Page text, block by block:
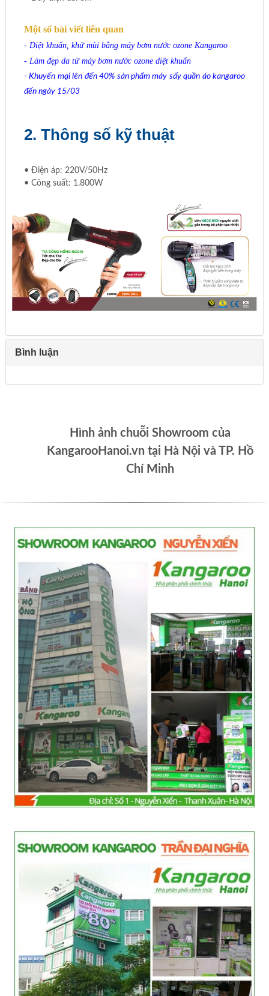
Một số bài viết liên quan
- Diệt khuẩn, khử mùi bằng máy bơm nước ozone Kangaroo
- Làm đẹp da từ máy bơm nước ozone diệt khuẩn
-Khuyến mại lên đến 40% sản phẩm máy sấy quần áo kangaroo
đến ngày 15/03
2. Thông số kỹ thuật
• Điện áp: 220V/50Hz
• Công suất: 1.800W
Bình luận
Hình ảnh chuỗi Showroom của
KangarooHanoi.vn tại Hà Nội và TP. Hồ
Chí Minh